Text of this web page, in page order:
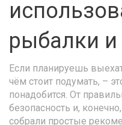
рыбалки и
Если планируешь
чём стоит подумать, –
понадобится. От
безопасность и,
собрали простые